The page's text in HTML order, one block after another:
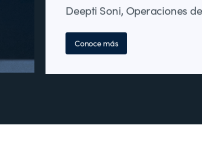
Deepti Soni, Operaciones
Conoce más